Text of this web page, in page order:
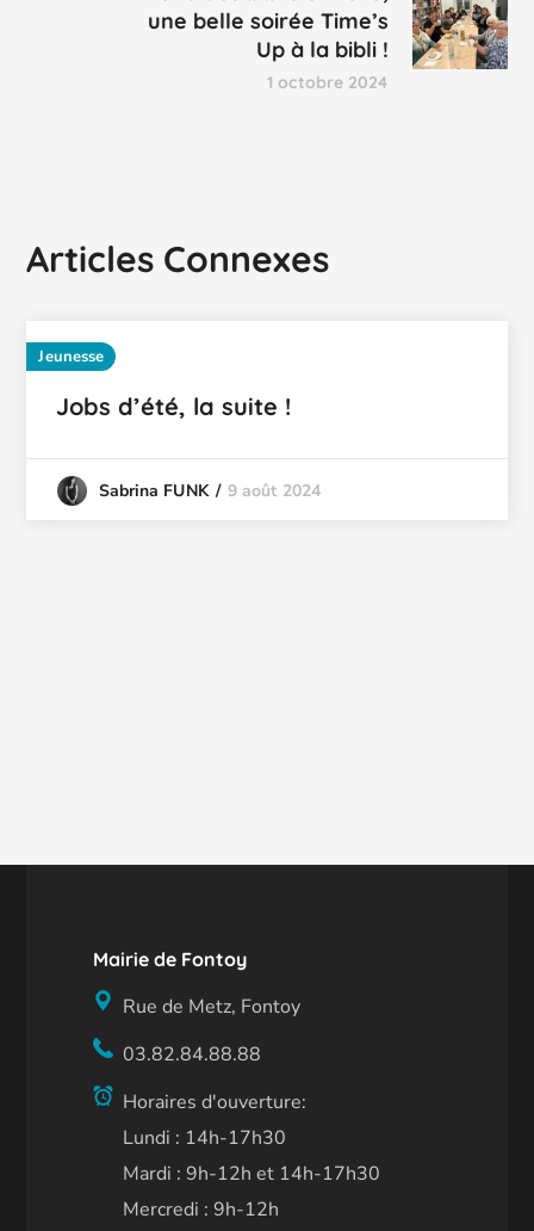
une belle soirée Time’s
Up à la bibli !
1 octobre 2024
Articles Connexes
Jeunesse
Jobs d’été, la suite !
Sabrina FUNK 9 août 2024
Mairie de Fontoy
Rue de Metz, Fontoy
03.82.84.88.88
Horaires d'ouverture:
Lundi : 14h-17h30
Mardi : 9h-12h et 14h-17h30
Mercredi : 9h-12h